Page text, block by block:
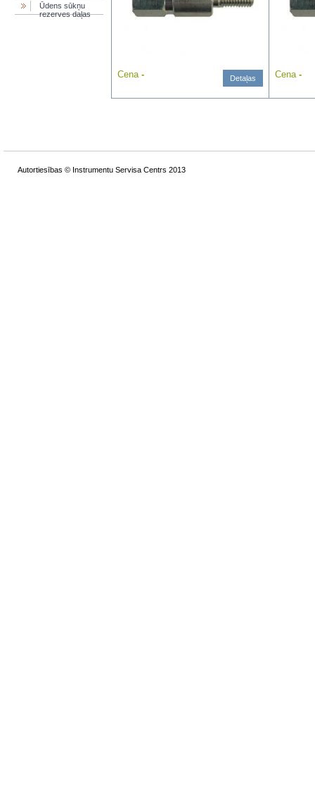
Ūdens sūkņu
rezerves daļas
Cena - Detaļas Cena -
Autortiesības © Instrumentu Servisa Centrs 2013